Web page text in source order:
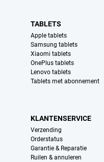
TABLETS
Apple tablets
Samsung tablets
Xiaomi tablets
OnePlus tablets
Lenovo tablets
Tablets met abonnement
KLANTENSERVICE
Verzending
Orderstatus
Garantie & Reparatie
Ruilen & annuleren